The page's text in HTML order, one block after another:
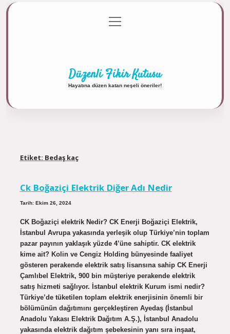
Gizlilik Politikası
menüyü
aç
Düzenli Fikir Kutusu
Hayatına düzen katan neşeli öneriler!
Etiket: Bedaş kaç
Ck Boğaziçi Elektrik Diğer Adı Nedir
Tarih: Ekim 26, 2024
CK Boğaziçi elektrik Nedir? CK Enerji Boğaziçi Elektrik,
İstanbul Avrupa yakasında yerleşik olup Türkiye’nin toplam
pazar payının yaklaşık yüzde 4’üne sahiptir. CK elektrik
kime ait? Kolin ve Cengiz Holding bünyesinde faaliyet
gösteren perakende elektrik satış lisansına sahip CK Enerji
Çamlıbel Elektrik, 900 bin müşteriye perakende elektrik
satış hizmeti sağlıyor. İstanbul elektrik Kurum ismi nedir?
Türkiye’de tüketilen toplam elektrik enerjisinin önemli bir
bölümünün dağıtımını gerçekleştiren Ayedaş (İstanbul
Anadolu Yakası Elektrik Dağıtım A.Ş.), İstanbul Anadolu
yakasında elektrik dağıtım şebekesinin yanı sıra inşaat,